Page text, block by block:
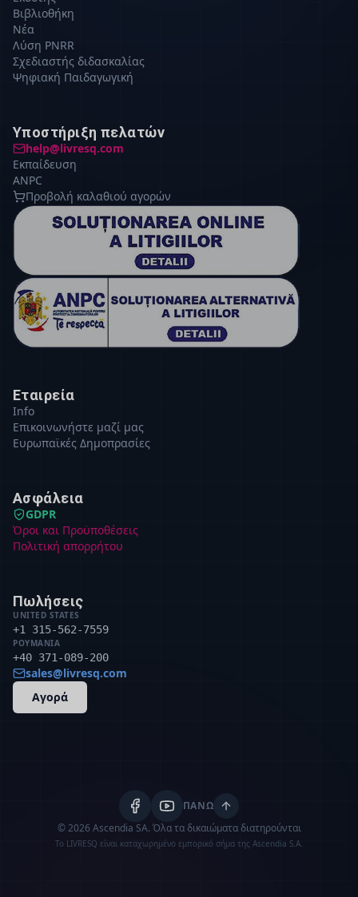
Βιβλιοθήκη
Νέα
Λύση PNRR
Σχεδιαστής διδασκαλίας
Ψηφιακή Παιδαγωγική
Υποστήριξη πελατών
help@livresq.com
Εκπαίδευση
ANPC
Προβολή καλαθιού αγορών
Εταιρεία
Info
Επικοινωνήστε μαζί μας
Ευρωπαϊκές Δημοπρασίες
Ασφάλεια
GDPR
Όροι και Προϋποθέσεις
Πολιτική απορρήτου
Πωλήσεις
UNITED STATES
+1 315-562-7559
ΡΟΥΜΑΝΊΑ
+40 371-089-200
sales@livresq.com
Αγορά
ΠΆΝΩ
© 2026 Ascendia SA. Όλα τα δικαιώματα διατηρούνται
Το LIVRESQ είναι καταχωρημένο εμπορικό σήμα της Ascendia S.A.